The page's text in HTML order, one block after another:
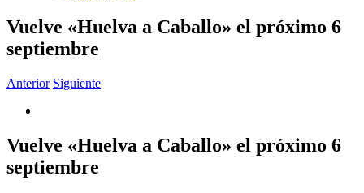
Vuelve «Huelva a Caballo» el próximo 6
septiembre
Anterior Siguiente
Vuelve «Huelva a Caballo» el próximo 6
septiembre